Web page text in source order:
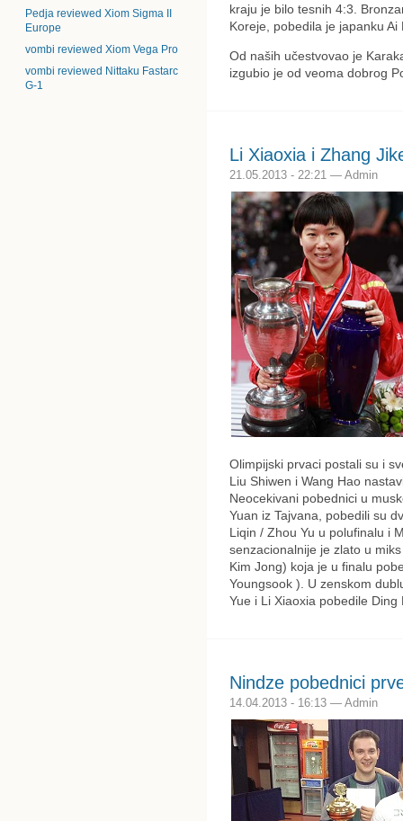
Pedja reviewed Xiom Sigma II
Europe
vombi reviewed Xiom Vega Pro
vombi reviewed Nittaku Fastarc
G-1
kraju je bilo tesnih 4:3.
Koreje, pobedila je japanku
Od naših učestvovao je
izgubio je od veoma dobrog
Li Xiaoxia i Zhang
21.05.2013 - 22:21 — Admin
Olimpijski prvaci postali su i
Liu Shiwen i Wang Hao
Neocekivani pobednici u
Yuan iz Tajvana, pobedili su
Liqin / Zhou Yu u polufinalu i
senzacionalnije je zlato u
Kim Jong) koja je u finalu
Youngsook ). U zenskom
Yue i Li Xiaoxia pobedile Ding
Nindze pobednici
14.04.2013 - 16:13 — Admin